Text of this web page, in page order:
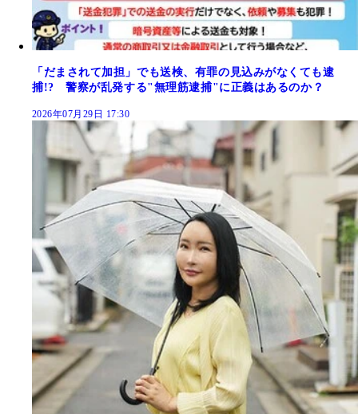
「だまされて加担」でも送検、有罪の見込みがなくても逮
捕!? 警察が乱発する"無理筋逮捕"に正義はあるのか？
2026年07月29日 17:30